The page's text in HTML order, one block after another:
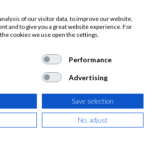
Ropa
ignífuga y
Frío
todo tipo deropa desechable
desechables, cubrebotas, batas, y todo
tanto de protección higiénica
of our visitor data, to improve our website,
and to give you a great website experience. For
cookies we use open the settings.
Performance
Advertising
Save selection
No, adjust